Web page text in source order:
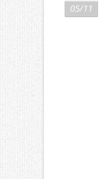
05/11